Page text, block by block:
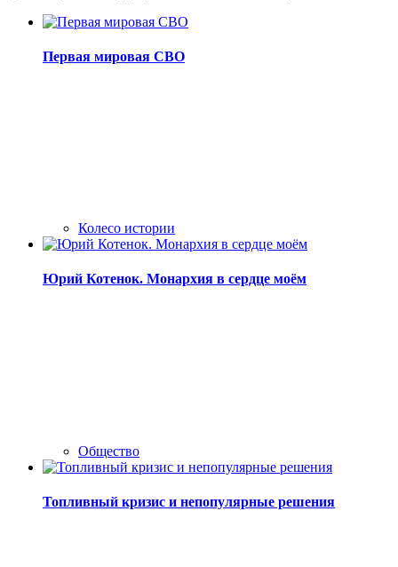
Первая мировая СВО
Колесо истории
Юрий Котенок. Монархия в сердце моём
Общество
Топливный кризис и непопулярные решения